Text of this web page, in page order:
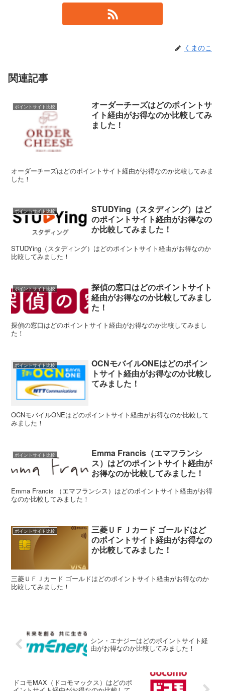
くまのこ
関連記事
ポイントサイト比較
オーダーチーズはどのポイントサ
イト経由がお得なのか比較してみ
ました！
オーダーチーズはどのポイントサイト経由がお得なのか比較してみま
した！
ポイントサイト比較
STUDYing（スタディング）はど
のポイントサイト経由がお得なの
か比較してみました！
STUDYing（スタディング）はどのポイントサイト経由がお得なのか
比較してみました！
ポイントサイト比較
探偵の窓口はどのポイントサイト
経由がお得なのか比較してみまし
た！
探偵の窓口はどのポイントサイト経由がお得なのか比較してみまし
た！
ポイントサイト比較
OCNモバイルONEはどのポイン
トサイト経由がお得なのか比較し
てみました！
OCNモバイルONEはどのポイントサイト経由がお得なのか比較して
みました！
ポイントサイト比較
Emma Francis（エマフランシ
ス）はどのポイントサイト経由が
お得なのか比較してみました！
Emma Francis （エマフランシス）はどのポイントサイト経由がお得
なのか比較してみました！
ポイントサイト比較
三菱ＵＦＪカード ゴールドはど
のポイントサイト経由がお得なの
か比較してみました！
三菱ＵＦＪカード ゴールドはどのポイントサイト経由がお得なのか
比較してみました！
シン・エナジーはどのポイントサイト経
由がお得なのか比較してみました！
ドコモMAX（ドコモマックス）はどのポ